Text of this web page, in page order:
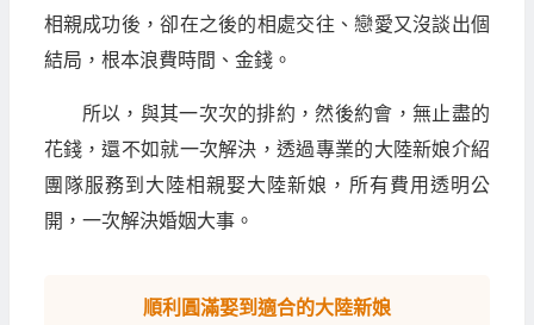
相親成功後，卻在之後的相處交往、戀愛又沒談出個
結局，根本浪費時間、金錢。
所以，與其一次次的排約，然後約會，無止盡的
花錢，還不如就一次解決，透過專業的大陸新娘介紹
團隊服務到大陸相親娶大陸新娘，所有費用透明公
開，一次解決婚姻大事。
順利圓滿娶到適合的大陸新娘